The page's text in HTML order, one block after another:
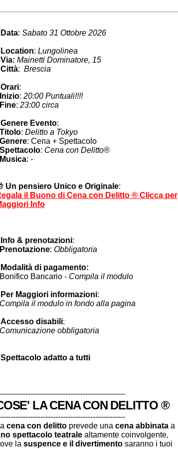
Data: Sabato 31 Ottobre 2026
Location: Lungolinea
Via: Mainetti Dominatore, 15
Città: Brescia
Orari:
Inizio: 20:00 Puntuali!!!!
Fine: 23:00 circa
Genere Evento:
Titolo: Delitto a Tokyo
Genere: Cena + Spettacolo
Spettacolo: Cena con Delitto®
Musica: -
Un pensiero Unico e Originale:
il Buono di Cena con Delitto ® Clicca per
Info
Info & prenotazioni:
Prenotazione: Obbligatoria
Modalità di pagamento:
Bonifico Bancario - Compila il modulo
Per Maggiori informazioni:
Compila il modulo in fondo alla pagina
Accesso disabili:
Comunicazione obbligatoria
Spettacolo adatto a tutti
LA CENA CON DELITTO ®
cena con delitto prevede una cena abbinata a
spettacolo teatrale altamente coinvolgente,
la suspence e il divertimento saranno i tuoi